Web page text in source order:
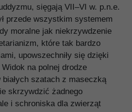
sięgają VII–VI w. p.n.e.
przede wszystkim systemem
moralne jak niekrzywdzenie
które tak bardzo
upowszechniły się dzięki
na polnej drodze
szatach z maseczką
skrzywdzić żadnego
i schroniska dla zwierząt